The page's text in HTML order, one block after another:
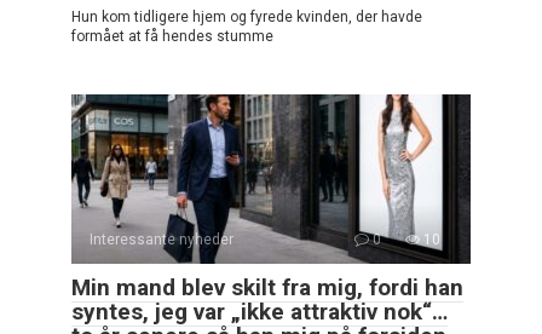
Hun kom tidligere hjem og fyrede kvinden, der havde
formået at få hendes stumme
Interessante nyheder 0 10
Min mand blev skilt fra mig, fordi han
syntes, jeg var „ikke attraktiv nok“…